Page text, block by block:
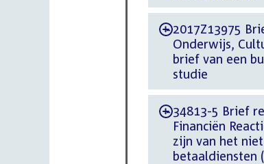
-2017Z13975
Onderwijs,
brief van een
studie
-34813-5 Brief
Financiën
zijn van het
betaaldiensten